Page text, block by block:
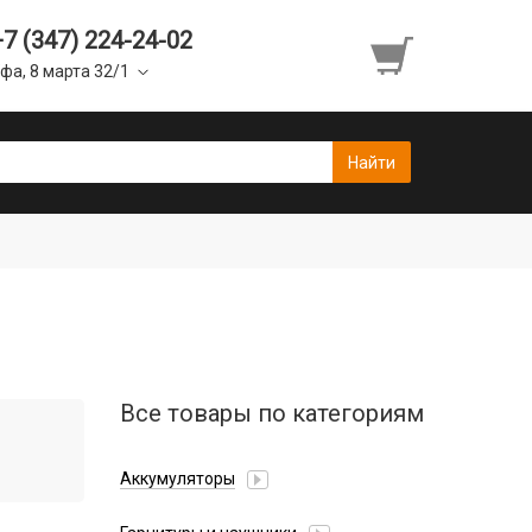
(347) 224-24-02
8 марта 32/1
Все товары по категориям
Аккумуляторы